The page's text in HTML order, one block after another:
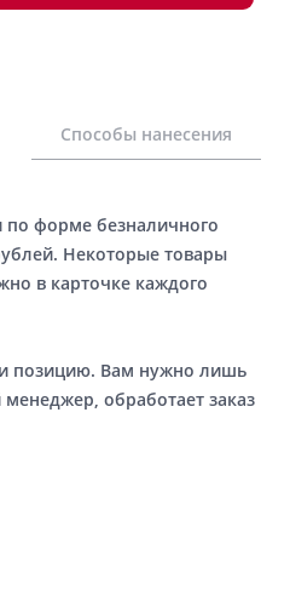
Способы нанесения
форме безналичного
Некоторые товары
в карточке каждого
позицию. Вам нужно лишь
обработает заказ